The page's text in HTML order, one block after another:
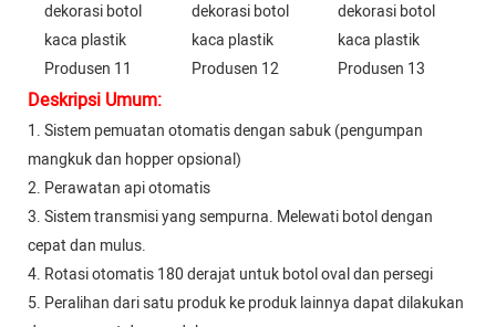
Deskripsi Umum:
1. Sistem pemuatan otomatis dengan sabuk (pengumpan
mangkuk dan hopper opsional)
2. Perawatan api otomatis
3. Sistem transmisi yang sempurna. Melewati botol dengan
cepat dan mulus.
4. Rotasi otomatis 180 derajat untuk botol oval dan persegi
5. Peralihan dari satu produk ke produk lainnya dapat dilakukan